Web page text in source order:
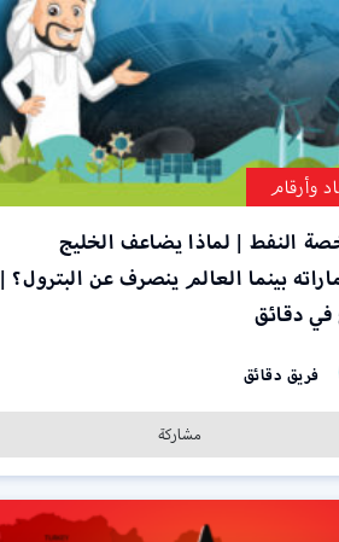
وأرقام
النفط | لماذا يضاعف الخليج
بينما العالم ينصرف عن البترول؟ |
دقائق
فريق دقائق
مشاركة